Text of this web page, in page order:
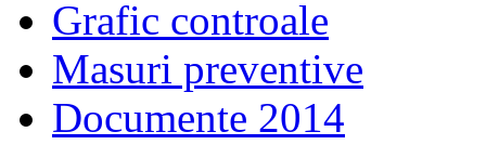
Grafic controale
Masuri preventive
Documente 2014